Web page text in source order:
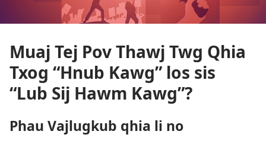
Muaj Tej Pov Thawj Twg Qhia
Txog “Hnub Kawg” los sis
“Lub Sij Hawm Kawg”?
Phau Vajlugkub qhia li no